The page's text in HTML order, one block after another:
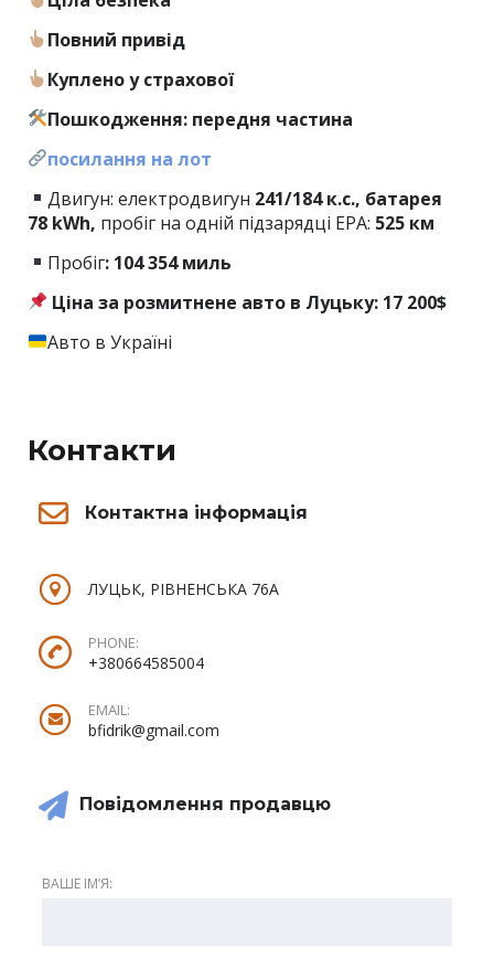
Повний привід
Куплено у страхової
Пошкодження: передня частина
посилання на лот
Двигун: електродвигун 241/184 к.с., батарея
78 kWh, пробіг на одній підзарядці EPA: 525 км
Пробіг: 104 354 миль
Ціна за розмитнене авто в Луцьку: 17 200$
Авто в Україні
Контакти
Контактна інформація
ЛУЦЬК, РІВНЕНСЬКА 76А
PHONE:
+380664585004
EMAIL:
bfidrik@gmail.com
Повідомлення продавцю
ВАШЕ ІМʼЯ: